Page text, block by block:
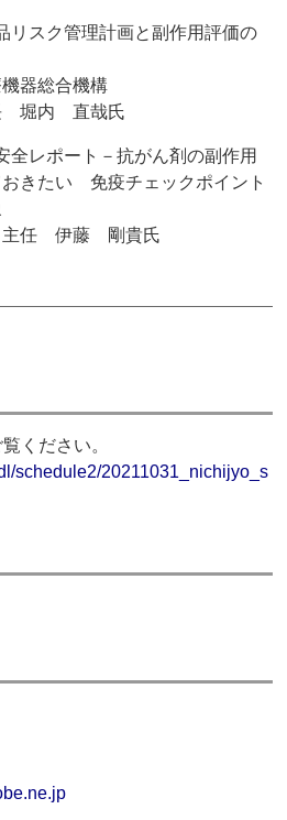
スク管理計画と副作用評価の
器総合機構
堀内 直哉氏
レポート－抗がん剤の副作用
きたい 免疫チェックポイント
任 伊藤 剛貴氏
ください。
schedule2/20211031_nichijyo_s